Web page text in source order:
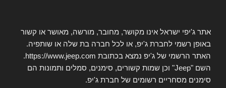
אתר ג'יפי ישראל אינו מקושר, מחובר, מורשה, מאושר או קשור
באופן רשמי לחברת ג'יפ, או לכל חברה בת שלה או שותפיה.
האתר הרשמי של ג'יפ נמצא בכתובת https://www.jeep.com.
השם "Jeep" וכן שמות קשורים, סימנים, סמלים ותמונות הם
סימנים מסחריים רשומים של חברת ג'יפ.